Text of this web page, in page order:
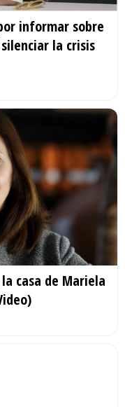
informar sobre
la crisis
casa de Mariela